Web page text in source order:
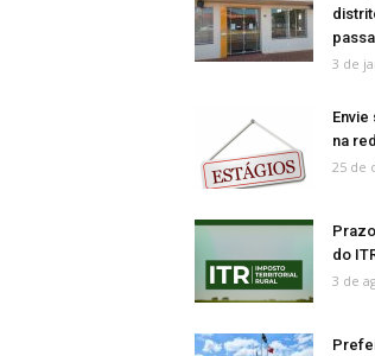
3 de
na
25 de
do
3 de